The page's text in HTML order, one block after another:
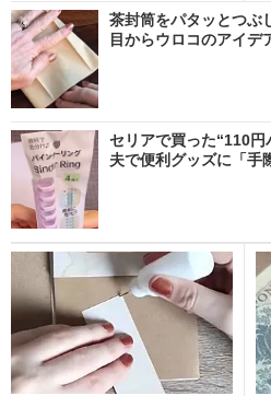
茶封筒をパタッとつ
目からウロコのアイデ
セリアで買った“110
夫で便利グッズに「手